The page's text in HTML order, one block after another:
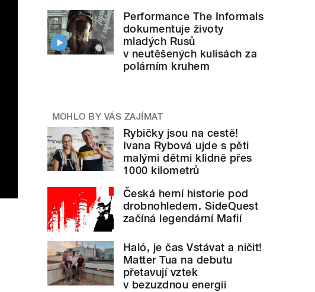
Performance The Informals
dokumentuje životy
mladých Rusů
v neutěšených kulisách za
polárním kruhem
MOHLO BY VÁS ZAJÍMAT
Rybičky jsou na cestě!
Ivana Rybová ujde s pěti
malými dětmi klidně přes
1000 kilometrů
Česká herní historie pod
drobnohledem. SideQuest
začíná legendární Mafií
Haló, je čas Vstávat a ničit!
Matter Tua na debutu
přetavují vztek
v bezuzdnou energii